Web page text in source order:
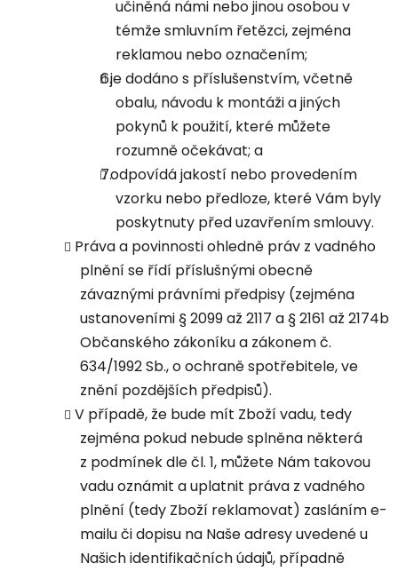
učiněná námi nebo jinou osobou v
témže smluvním řetězci, zejména
reklamou nebo označením;
je dodáno s příslušenstvím, včetně
obalu, návodu k montáži a jiných
pokynů k použití, které můžete
rozumně očekávat; a
odpovídá jakostí nebo provedením
vzorku nebo předloze, které Vám byly
poskytnuty před uzavřením smlouvy.
Práva a povinnosti ohledně práv z vadného
plnění se řídí příslušnými obecně
závaznými právními předpisy (zejména
ustanoveními § 2099 až 2117 a § 2161 až 2174b
Občanského zákoníku a zákonem č.
634/1992 Sb., o ochraně spotřebitele, ve
znění pozdějších předpisů).
V případě, že bude mít Zboží vadu, tedy
zejména pokud nebude splněna některá
z podmínek dle čl. 1, můžete Nám takovou
vadu oznámit a uplatnit práva z vadného
plnění (tedy Zboží reklamovat) zasláním e-
mailu či dopisu na Naše adresy uvedené u
Našich identifikačních údajů, případně